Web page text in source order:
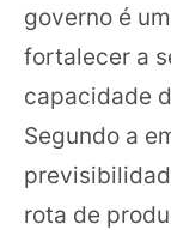
governo é
fortalecer a
capacidade
Segundo a
rota de